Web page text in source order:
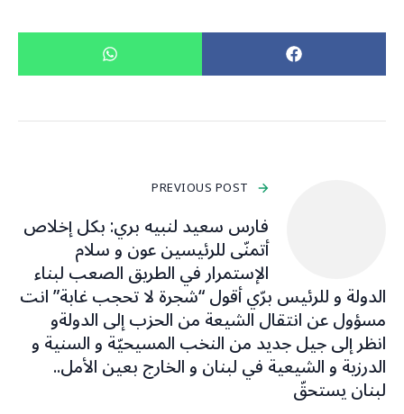
PREVIOUS POST
فارس سعيد لنبيه بري: ‏بكل إخلاص
أتمنّى للرئيسين عون و سلام
الإستمرار في الطريق الصعب لبناء
الدولة و للرئيس برّي أقول “شجرة لا تحجب غابة” انت
مسؤول عن انتقال الشيعة من الحزب إلى الدولةو
انظر إلى جيل جديد من النخب المسيحيّة و السنية و
الدرزية و الشيعية في لبنان و الخارج بعين الأمل..
لبنان يستحقّ